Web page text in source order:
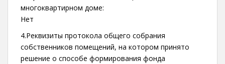
многоквартирном доме:
Нет
4.Реквизиты протокола общего собрания
собственников помещений, на котором принято
решение о способе формирования фонда